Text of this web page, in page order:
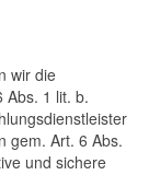
wir die
Abs. 1 lit. b.
gem. Art. 6 Abs.
und sichere